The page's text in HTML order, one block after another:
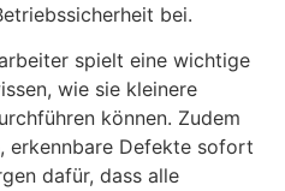
bei.
spielt eine wichtige
wie sie kleinere
können. Zudem
erkennbare Defekte sofort
dafür, dass alle